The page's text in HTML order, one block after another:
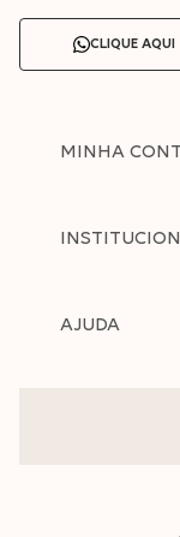
CLIQUE AQUI
MINHA
AJUDA